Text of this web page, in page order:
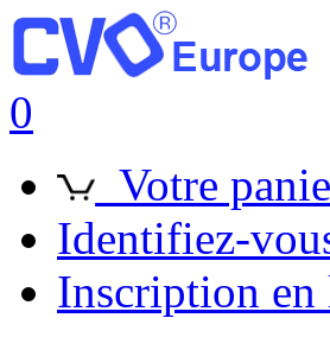
0
Votre
Identifiez-
Inscription en